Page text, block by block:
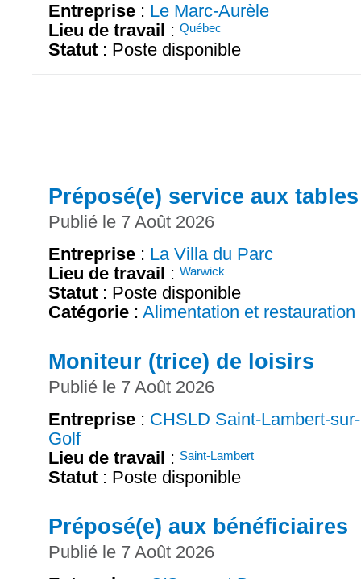
Entreprise : Le Marc-Aurèle
Lieu de travail : Québec
Statut : Poste disponible
Préposé(e) service aux tables
Publié le 7 Août 2026
Entreprise : La Villa du Parc
Lieu de travail : Warwick
Statut : Poste disponible
Catégorie : Alimentation et restauration
Moniteur (trice) de loisirs
Publié le 7 Août 2026
Entreprise : CHSLD Saint-Lambert-
Golf
Lieu de travail : Saint-Lambert
Statut : Poste disponible
Préposé(e) aux bénéficiaires
Publié le 7 Août 2026